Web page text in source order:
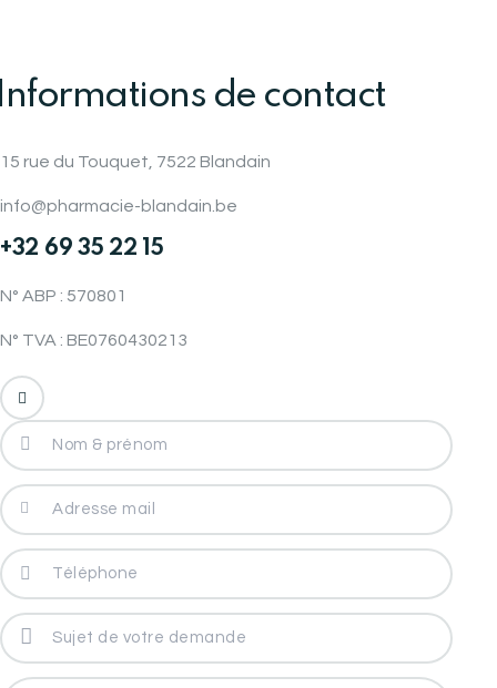
de contact
15 rue du Touquet, 7522 Blandain
info@pharmacie-blandain.be
+32 69 35 22 15
N° ABP : 570801
N° TVA : BE0760430213